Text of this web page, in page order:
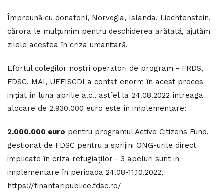
Împreună cu donatorii, Norvegia, Islanda, Liechtenstein,
cărora le mulțumim pentru deschiderea arătată, ajutăm
zilele acestea în criza umanitară.
Efortul colegilor noștri operatori de program - FRDS,
FDSC, MAI, UEFISCDI a contat enorm în acest proces
inițiat în luna aprilie a.c., astfel la 24.08.2022 întreaga
alocare de 2.930.000 euro este în implementare:
2.000.000 euro pentru programul Active Citizens Fund,
gestionat de FDSC pentru a sprijini ONG-urile direct
implicate în criza refugiaților - 3 apeluri sunt in
implementare în perioada 24.08-11.10.2022,
https://finantaripublice.fdsc.ro/